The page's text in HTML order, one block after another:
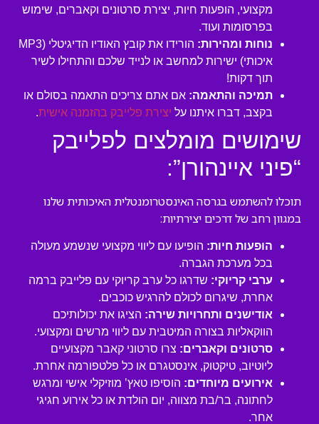
מקצועי, הופעות חיות, יצירת סרטונים וקאברים, שימוש
בפרסומות ועוד.
נוחות ומהירות:
הורידו את קובץ האודיו הדיגיטלי (MP3
איכותי) ישירות למחשב או לנייד שלכם והתחילו לשיר
תוך דקות!
תמיכה והתאמה: אם אתם צריכים התאמה בסולם או
בקצב, דברו איתנו על יצירת פלייבק בהזמנה אישית.
שימושים מומלצים לפלייבק
“פיני איינהורן”:
תוכלו להשתמש בגרסה האינסטרומנטלית האיכותית שלנו
במגוון רחב של דרכים יצירתיות:
הופעות חיות: הופיעו עם ליווי מקצועי שנשמע מעולה
בכל מערכת הגברה.
ערבי קריוקי: שדרגו כל ערב קריוקי עם פלייבק ברמה
אחרת, שיגרום לכולם להרגיש כוכבים.
אודישנים ותחרויות שירה: הציגו את יכולותיכם
הווקאליות בצורה המיטבית עם ליווי מרשים ומקצועי.
סרטונים וקאברים: צרו סרטוני קאבר מקצועיים
ליוטיוב, טיקטוק, אינסטגרם או כל פלטפורמה אחרת.
אירועים מיוחדים: הוסיפו טאץ’ מוזיקלי אישי ומרגש
לחתונה, בר/בת מצווה, יום הולדת או כל אירוע חגיגי
אחר.